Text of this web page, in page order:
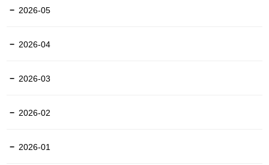
2026-05
2026-04
2026-03
2026-02
2026-01